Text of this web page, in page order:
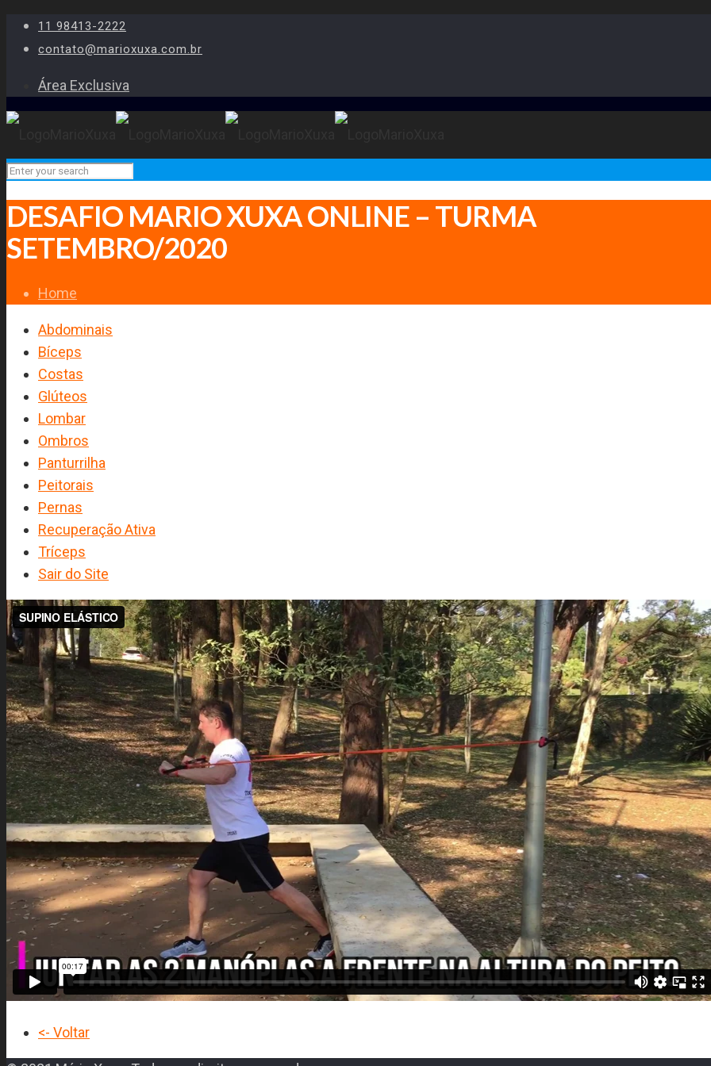
11 98413-2222
contato@marioxuxa.com.br
Área Exclusiva
DESAFIO MARIO XUXA ONLINE – TURMA
SETEMBRO/2020
Home
Abdominais
Bíceps
Costas
Glúteos
Lombar
Ombros
Panturrilha
Peitorais
Pernas
Recuperação Ativa
Tríceps
Sair do Site
<- Voltar